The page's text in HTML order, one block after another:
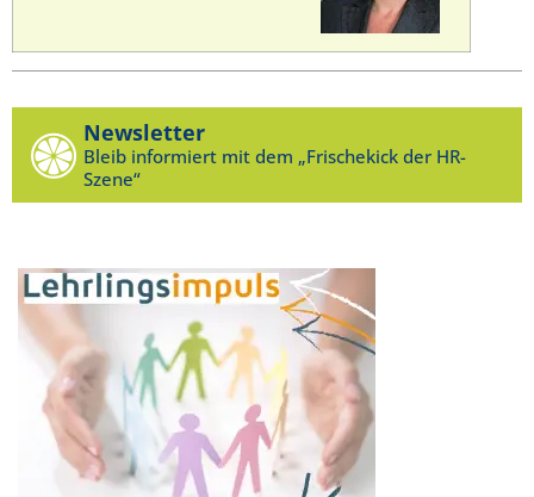
Newsletter
Bleib informiert mit dem „Frischekick der HR-
Szene“